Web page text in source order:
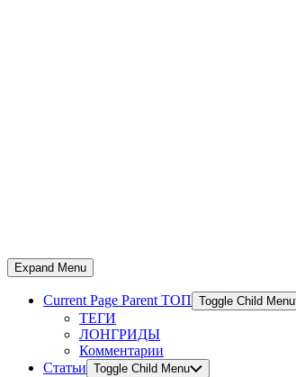
Expand Menu
Current Page Parent ТОП Toggle Child Menu
ТЕГИ
ЛОНГРИДЫ
Комментарии
Статьи Toggle Child Menu